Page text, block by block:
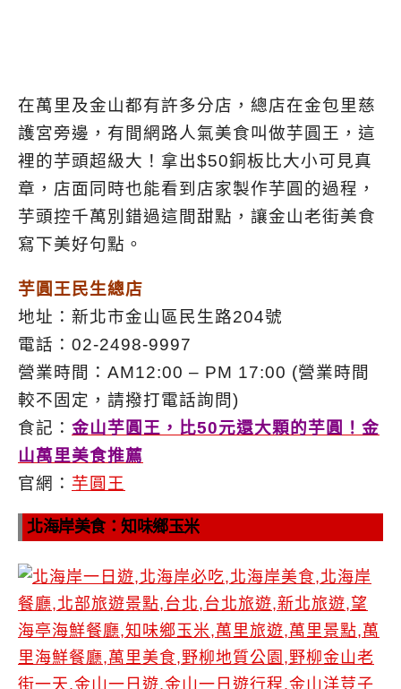
在萬里及金山都有許多分店，總店在金包里慈
護宮旁邊，有間網路人氣美食叫做芋圓王，這
裡的芋頭超級大！拿出$50銅板比大小可見真
章，店面同時也能看到店家製作芋圓的過程，
芋頭控千萬別錯過這間甜點，讓金山老街美食
寫下美好句點。
芋圓王民生總店
地址：新北市金山區民生路204號
電話：02-2498-9997
營業時間：AM12:00 – PM 17:00 (營業時間
較不固定，請撥打電話詢問)
食記： 金山芋圓王，比50元還大顆的芋圓！金
山萬里美食推薦
官網： 芋圓王
北海岸美食：知味鄉玉米